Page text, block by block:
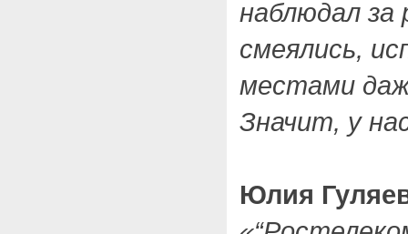
наблюдал за
смеялись,
местами
Значит, у
Юлия